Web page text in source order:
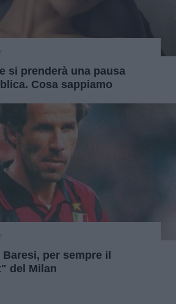
si prenderà una pausa
Cosa sappiamo
per sempre il
del Milan